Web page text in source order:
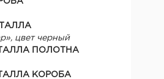
цвет черный
ПОЛОТНА
КОРОБА